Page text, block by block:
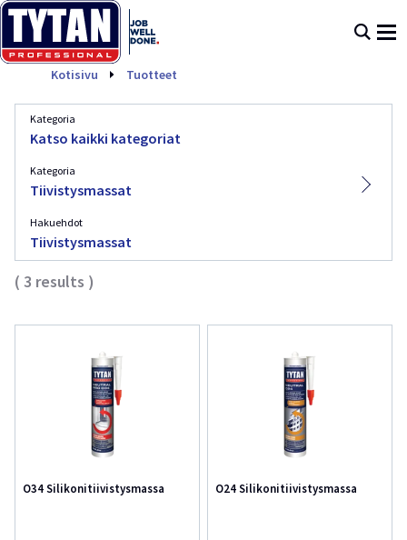
Kotisivu Tuotteet
Kategoria
Katso kaikki kategoriat
Kategoria
Tiivistysmassat
Hakuehdot
Tiivistysmassat
( 3 results )
O34 Silikonitiivistysmassa O24 Silikonitiivistysmassa